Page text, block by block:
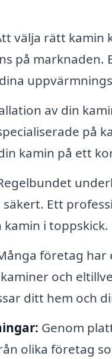
välja rätt kamin
på
av din
på
kamin på ett
Ett
i toppskick.
företag har
och
ditt hem och
Genom
olika företag